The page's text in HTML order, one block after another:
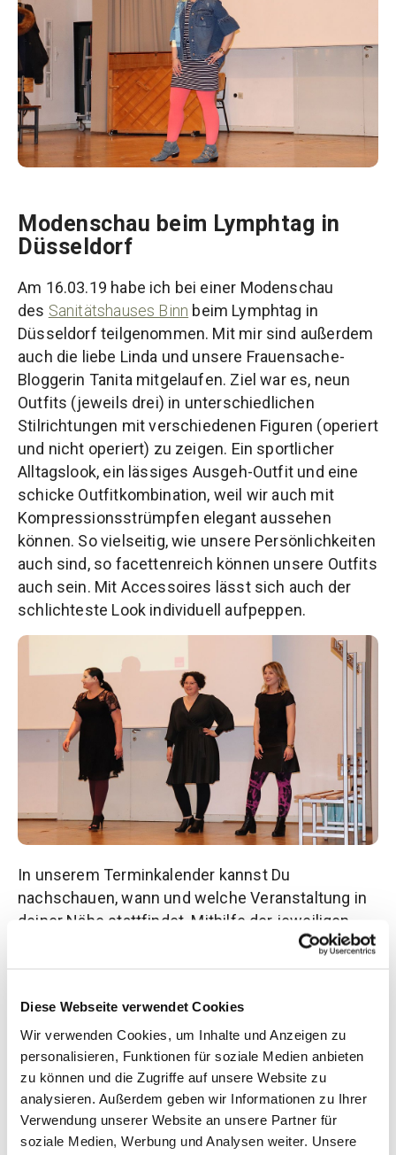
Diese Webseite verwendet Cookies
Wir verwenden Cookies, um Inhalte und Anzeigen zu
personalisieren, Funktionen für soziale Medien anbieten
zu können und die Zugriffe auf unsere Website zu
analysieren. Außerdem geben wir Informationen zu Ihrer
Verwendung unserer Website an unsere Partner für
soziale Medien, Werbung und Analysen weiter. Unsere
Modenschau beim Lymphtag in
Düsseldorf
Am 16.03.19 habe ich bei einer Modenschau
des Sanitätshauses Binn beim Lymphtag in
Düsseldorf teilgenommen. Mit mir sind außerdem
auch die liebe Linda und unsere Frauensache-
Bloggerin Tanita mitgelaufen. Ziel war es, neun
Outfits (jeweils drei) in unterschiedlichen
Stilrichtungen mit verschiedenen Figuren (operiert
und nicht operiert) zu zeigen. Ein sportlicher
Alltagslook, ein lässiges Ausgeh-Outfit und eine
schicke Outfitkombination, weil wir auch mit
Kompressionsstrümpfen elegant aussehen
können. So vielseitig, wie unsere Persönlichkeiten
auch sind, so facettenreich können unsere Outfits
auch sein. Mit Accessoires lässt sich auch der
schlichteste Look individuell aufpeppen.
In unserem Terminkalender kannst Du
nachschauen, wann und welche Veranstaltung in
deiner Nähe stattfindet. Mithilfe der jeweiligen
Programme kannst du auch herausfinden, ob auch